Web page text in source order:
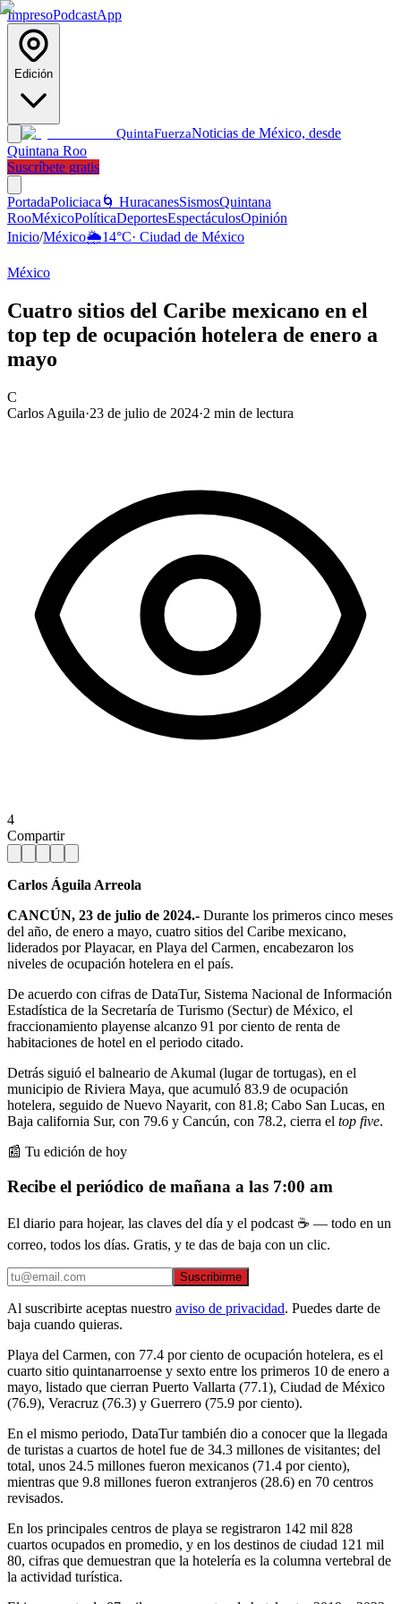
ImpresoPodcastApp
Edición
QuintaFuerzaNoticias de México, desde
Quintana Roo
Suscríbete gratis
PortadaPoliciaca 🌀 HuracanesSismosQuintana
RooMéxicoPolíticaDeportesEspectáculosOpinión
Inicio/México🌦️14°C· Ciudad de México
México
Cuatro sitios del Caribe mexicano en el
top tep de ocupación hotelera de enero a
mayo
C
Carlos Aguila·23 de julio de 2024·2 min de lectura
4
Compartir
Carlos Águila Arreola
CANCÚN, 23 de julio de 2024.- Durante los primeros cinco meses
del año, de enero a mayo, cuatro sitios del Caribe mexicano,
liderados por Playacar, en Playa del Carmen, encabezaron los
niveles de ocupación hotelera en el país.
De acuerdo con cifras de DataTur, Sistema Nacional de Información
Estadística de la Secretaría de Turismo (Sectur) de México, el
fraccionamiento playense alcanzo 91 por ciento de renta de
habitaciones de hotel en el periodo citado.
Detrás siguió el balneario de Akumal (lugar de tortugas), en el
municipio de Riviera Maya, que acumuló 83.9 de ocupación
hotelera, seguido de Nuevo Nayarit, con 81.8; Cabo San Lucas, en
Baja california Sur, con 79.6 y Cancún, con 78.2, cierra el top five.
📰 Tu edición de hoy
Recibe el periódico de mañana a las 7:00 am
El diario para hojear, las claves del día y el podcast ☕ — todo en un
correo, todos los días. Gratis, y te das de baja con un clic.
Suscribirme
Al suscribirte aceptas nuestro aviso de privacidad. Puedes darte de
baja cuando quieras.
Playa del Carmen, con 77.4 por ciento de ocupación hotelera, es el
cuarto sitio quintanarroense y sexto entre los primeros 10 de enero a
mayo, listado que cierran Puerto Vallarta (77.1), Ciudad de México
(76.9), Veracruz (76.3) y Guerrero (75.9 por ciento).
En el mismo periodo, DataTur también dio a conocer que la llegada
de turistas a cuartos de hotel fue de 34.3 millones de visitantes; del
total, unos 24.5 millones fueron mexicanos (71.4 por ciento),
mientras que 9.8 millones fueron extranjeros (28.6) en 70 centros
revisados.
En los principales centros de playa se registraron 142 mil 828
cuartos ocupados en promedio, y en los destinos de ciudad 121 mil
80, cifras que demuestran que la hotelería es la columna vertebral de
la actividad turística.